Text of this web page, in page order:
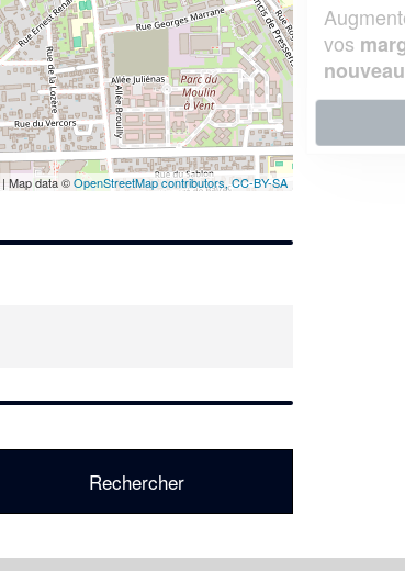
| Map data ©OpenStreetMap contributors,CC-BY-SA
Augmentez votrechiffre d'affaireset
vosmarges
tout en gagnant de
nouveaux clients!
En savoir plus